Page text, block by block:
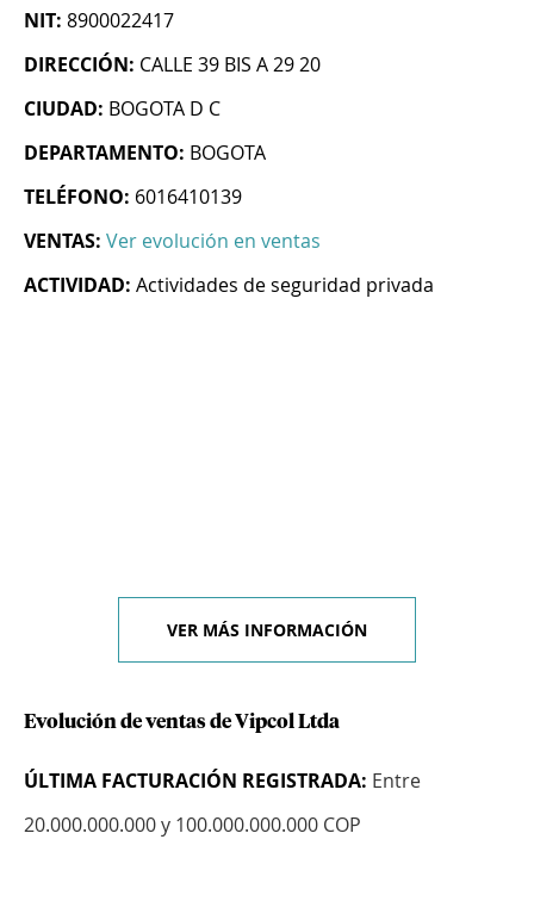
NIT: 8900022417
DIRECCIÓN: CALLE 39 BIS A 29 20
CIUDAD: BOGOTA D C
DEPARTAMENTO: BOGOTA
TELÉFONO: 6016410139
VENTAS: Ver evolución en ventas
ACTIVIDAD: Actividades de seguridad privada
VER MÁS INFORMACIÓN
Evolución de ventas de Vipcol Ltda
ÚLTIMA FACTURACIÓN REGISTRADA: Entre
20.000.000.000 y 100.000.000.000 COP